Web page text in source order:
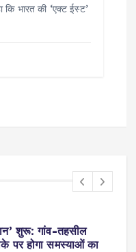
कि भारत की ‘एक्ट ईस्ट’
शुरू: गांव-तहसील
पर होगा समस्याओं का